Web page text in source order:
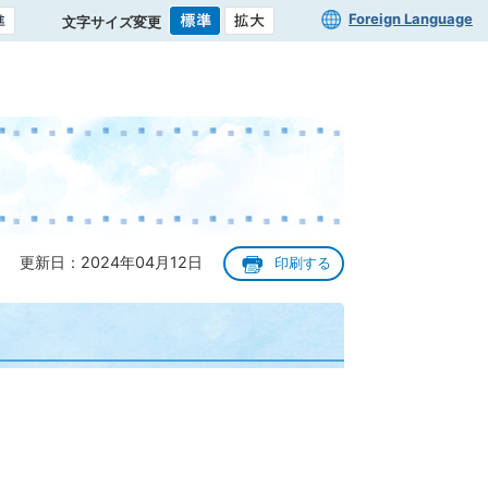
文字サイズ変更 Foreign Language
更新日：2024年04月12日 印刷する